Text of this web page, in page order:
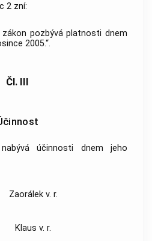
2 zní:
pozbývá platnosti dnem
2005.“.
Čl. III
účinnosti dnem jeho
Zaorálek v. r.
Klaus v. r.